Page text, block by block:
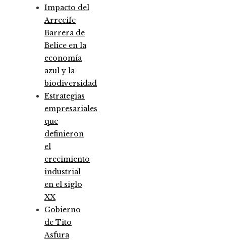
Impacto del
Arrecife
Barrera de
Belice en la
economía
azul y la
biodiversidad
Estrategias
empresariales
que
definieron
el
crecimiento
industrial
en el siglo
XX
Gobierno
de Tito
Asfura